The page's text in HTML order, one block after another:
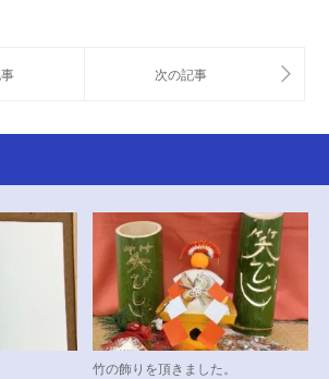
竹の飾りを頂きました。